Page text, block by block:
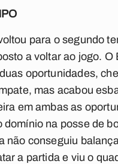
para o segundo
a voltar ao jogo. O
oportunidades,
mas acabou
em ambas as
domínio na posse de
não conseguiu
a partida e viu o